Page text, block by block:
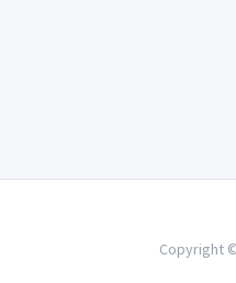
Copyright